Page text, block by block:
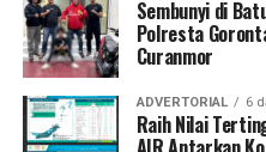
Sembunyi di
Polresta
Curanmor
ADVERTORIAL 6
Raih Nilai